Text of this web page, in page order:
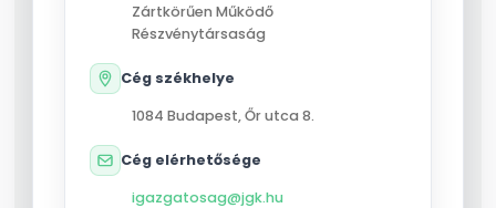
Zártkörűen Működő
Részvénytársaság
Cég székhelye
1084 Budapest,Őr utca 8.
Cég elérhetősége
igazgatosag@jgk.hu